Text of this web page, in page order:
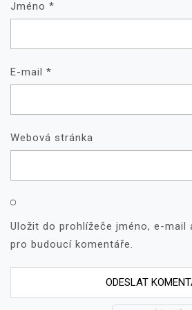
Jméno *
E-mail *
Webová stránka
Uložit do prohlížeče jméno, e-mail
pro budoucí komentáře.